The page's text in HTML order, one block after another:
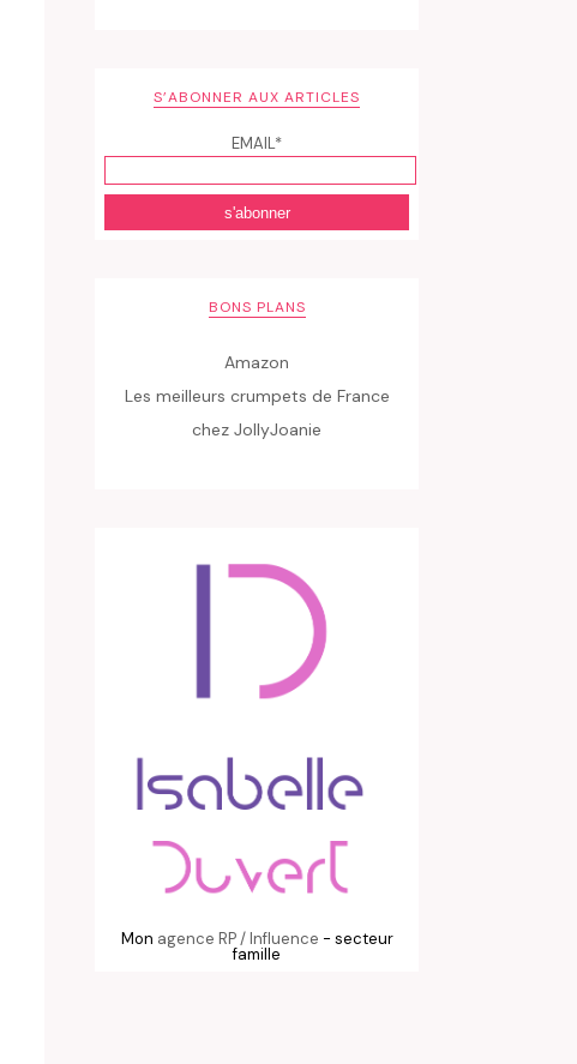
S’ABONNER AUX ARTICLES
EMAIL*
BONS PLANS
Amazon
Les meilleurs crumpets de France
chez JollyJoanie
Mon agence RP / Influence - secteur
famille